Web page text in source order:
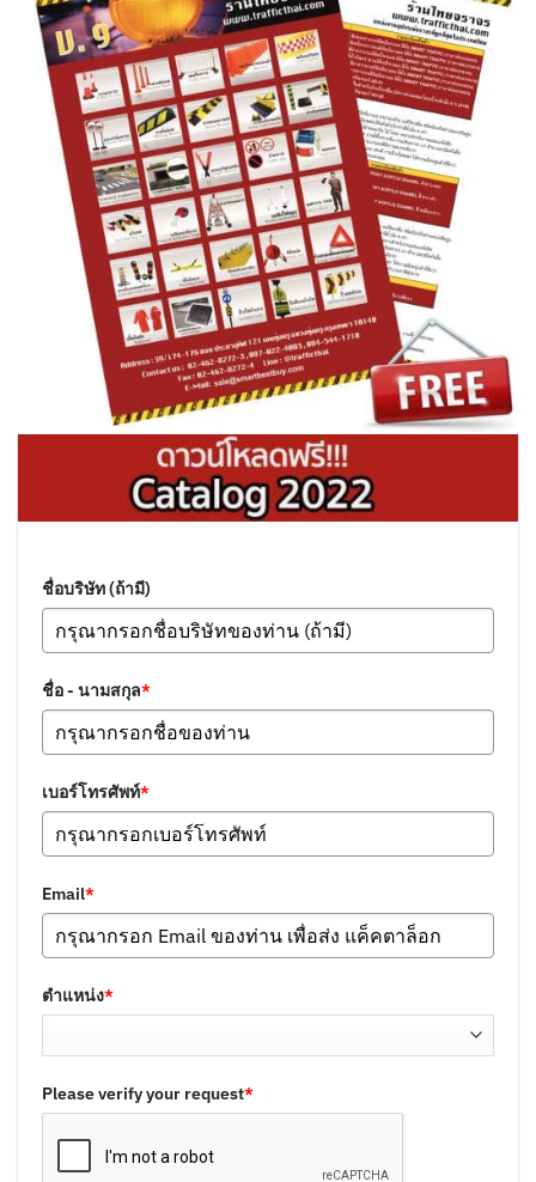
ชื่อบริษัท (ถ้ามี)
ชื่อ - นามสกุล*
เบอร์โทรศัพท์*
Email*
ตำแหน่ง*
Please verify your request*